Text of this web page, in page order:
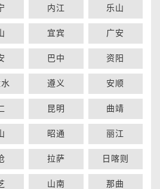
内江 乐山
宜宾 广安
巴中 资阳
遵义 安顺
昆明 曲靖
昭通 丽江
拉萨 日喀则
山南 那曲